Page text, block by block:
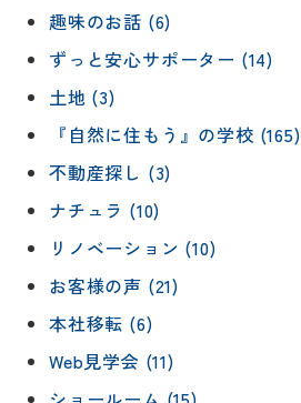
趣味のお話 (6)
ずっと安心サポーター (14)
土地 (3)
『自然に住もう』の学校 (165)
不動産探し (3)
ナチュラ (10)
リノベーション (10)
お客様の声 (21)
本社移転 (6)
Web見学会 (11)